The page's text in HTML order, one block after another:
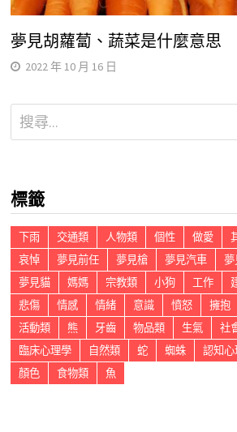
夢見胡蘿蔔、蔬菜是什麼意思
2022 年 10 月 16 日
搜
尋
字:
標籤
下雨 交通類 人物類 個性 做愛
哀悼
夢見前任 夢見槍 夢見汽車 夢
夢見貓
媽媽 宗教類 小狗 工作
悲傷
情感 情緒 意識 憤怒 擁抱
活動類
熊 牙齒 物品類 生氣 社
臨床心理學
自然類 蛇 蜘蛛 認知心
顏色
食物類 魚